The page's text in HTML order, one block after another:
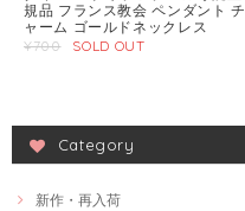
規品 フランス教会 ペンダント チ
ャーム ゴールドネックレス
¥700
SOLD OUT
Category
新作・再入荷